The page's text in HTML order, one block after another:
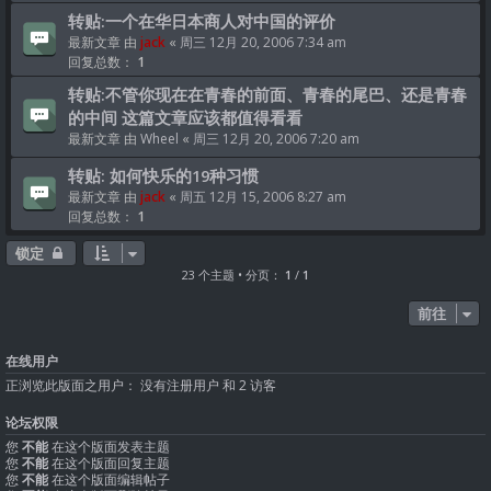
转贴:一个在华日本商人对中国的评价
最新文章 由 jack « 周三 12月 20, 2006 7:34 am
回复总数： 1
转贴:不管你现在在青春的前面、青春的尾巴、还是青春
的中间 这篇文章应该都值得看看
最新文章 由 Wheel « 周三 12月 20, 2006 7:20 am
转贴: 如何快乐的19种习惯
最新文章 由 jack « 周五 12月 15, 2006 8:27 am
回复总数： 1
锁定
23 个主题 • 分页： 1 / 1
前往
在线用户
正浏览此版面之用户： 没有注册用户 和 2 访客
论坛权限
您不能在这个版面发表主题
您不能在这个版面回复主题
您不能在这个版面编辑帖子